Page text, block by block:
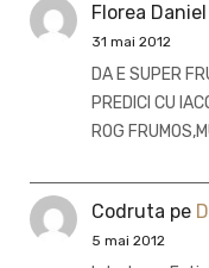
Florea Daniel
31 mai 2012
DA E SUPER
PREDICI CU
ROG
Codruta pe
5 mai 2012